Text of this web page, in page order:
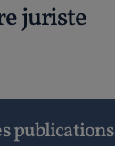
juriste